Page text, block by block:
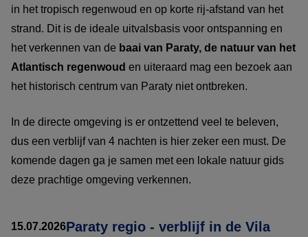
in het tropisch regenwoud en op korte rij-afstand van het
strand. Dit is de ideale uitvalsbasis voor ontspanning en
het verkennen van de baai van Paraty, de natuur van het
Atlantisch regenwoud en uiteraard mag een bezoek aan
het historisch centrum van Paraty niet ontbreken.
In de directe omgeving is er ontzettend veel te beleven,
dus een verblijf van 4 nachten is hier zeker een must. De
komende dagen ga je samen met een lokale natuur gids
deze prachtige omgeving verkennen.
15.07.2026Paraty regio - verblijf in de Vila